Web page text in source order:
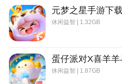
本款软件是一款非常有趣
圈，我可以快速地扩大自己的
同兴趣爱好的朋友。
更新日志
最新版本：v3.3.5 更新时
元梦之星手游下
休闲益智 | 1.32GB
休闲益智 | 1.87GB